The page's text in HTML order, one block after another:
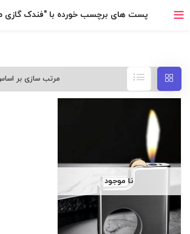
خرید قسطی با ترب‌پی
بدون ضامن، بدون سود
خرید قسطی با ترب‌پی
نا موجود